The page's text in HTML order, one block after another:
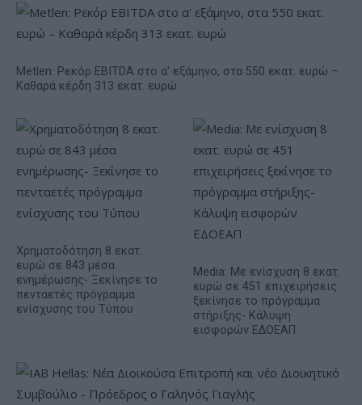
Metlen: Ρεκόρ EBITDA στο α' εξάμηνο, στα 550 εκατ. ευρώ –
Καθαρά κέρδη 313 εκατ. ευρώ
Χρηματοδότηση 8 εκατ.
ευρώ σε 843 μέσα
ενημέρωσης- Ξεκίνησε το
πενταετές πρόγραμμα
ενίσχυσης του Τύπου
Media: Με ενίσχυση 8 εκατ.
ευρώ σε 451 επιχειρήσεις
ξεκίνησε το πρόγραμμα
στήριξης- Κάλυψη
εισφορών ΕΔΟΕΑΠ